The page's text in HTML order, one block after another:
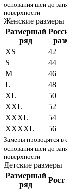
основания шеи до
поверхности
Женские размеры
Размерный
ряд
XS
42
S
44
M
46
L
48
XL
50
XXL
52
XXXL
54
XXXXL
56
Замеры проводятся в
основания шеи до
поверхности
Детские размеры
Размерный
ряд
Рост